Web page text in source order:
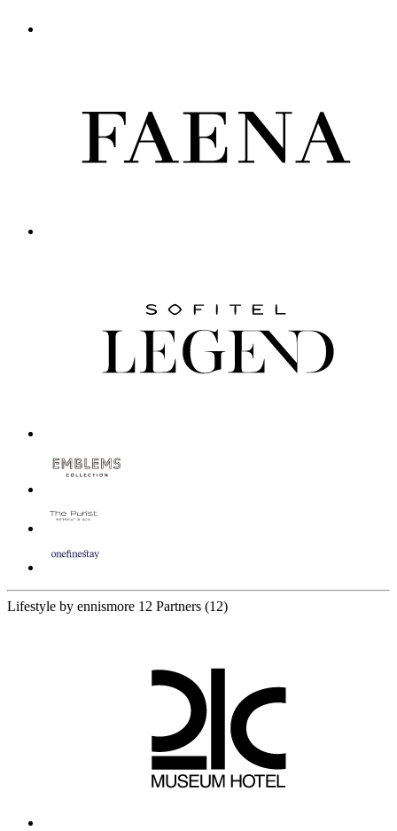
Lifestyle by ennismore 12 Partners (12)